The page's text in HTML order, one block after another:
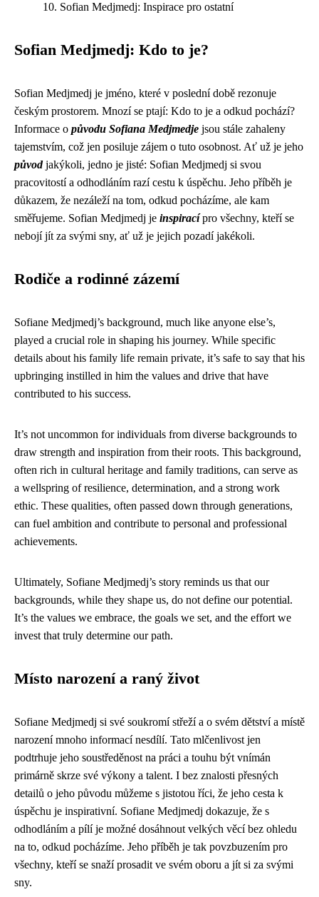
Sofian Medjmedj: Inspirace pro ostatní
Sofian Medjmedj: Kdo to je?
Sofian Medjmedj je jméno, které v poslední době rezonuje
českým prostorem. Mnozí se ptají: Kdo to je a odkud pochází?
Informace o původu Sofiana Medjmedje jsou stále zahaleny
tajemstvím, což jen posiluje zájem o tuto osobnost. Ať už je jeho
původjakýkoli, jedno je jisté: Sofian Medjmedj si svou
pracovitostí a odhodláním razí cestu k úspěchu. Jeho příběh je
důkazem, že nezáleží na tom, odkud pocházíme, ale kam
směřujeme. Sofian Medjmedj je inspiracípro všechny, kteří se
nebojí jít za svými sny, ať už je jejich pozadí jakékoli.
Rodiče a rodinné zázemí
Sofiane Medjmedj’s background, much like anyone else’s,
played a crucial role in shaping his journey. While specific
details about his family life remain private, it’s safe to say that his
upbringing instilled in him the values and drive that have
contributed to his success.
It’s not uncommon for individuals from diverse backgrounds to
draw strength and inspiration from their roots. This background,
often rich in cultural heritage and family traditions, can serve as
a wellspring of resilience, determination, and a strong work
ethic. These qualities, often passed down through generations,
can fuel ambition and contribute to personal and professional
achievements.
Ultimately, Sofiane Medjmedj’s story reminds us that our
backgrounds, while they shape us, do not define our potential.
It’s the values we embrace, the goals we set, and the effort we
invest that truly determine our path.
Místo narození a raný život
Sofiane Medjmedj si své soukromí střeží a o svém dětství a místě
narození mnoho informací nesdílí. Tato mlčenlivost jen
podtrhuje jeho soustředěnost na práci a touhu být vnímán
primárně skrze své výkony a talent. I bez znalosti přesných
detailů o jeho původu můžeme s jistotou říci, že jeho cesta k
úspěchu je inspirativní. Sofiane Medjmedj dokazuje, že s
odhodláním a pílí je možné dosáhnout velkých věcí bez ohledu
na to, odkud pocházíme. Jeho příběh je tak povzbuzením pro
všechny, kteří se snaží prosadit ve svém oboru a jít si za svými
sny.